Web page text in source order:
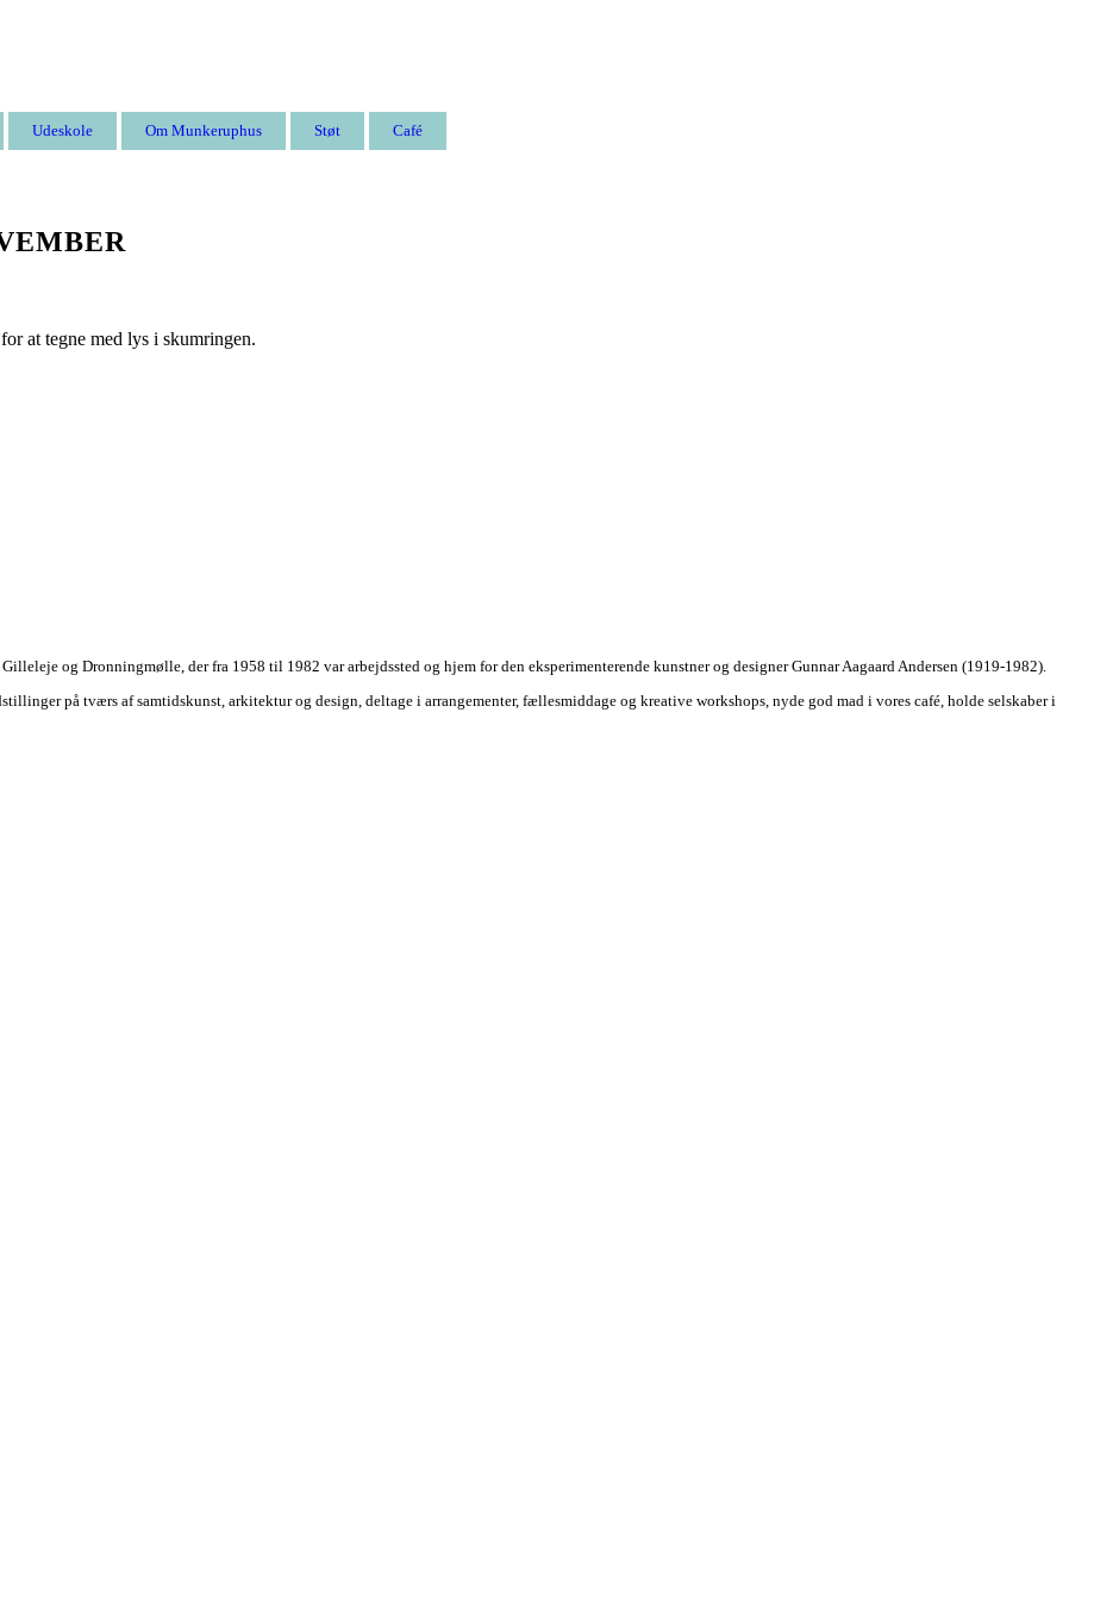
Udeskole Om Munkeruphus Støt Café
at tegne med lys i skumringen.
og Dronningmølle, der fra 1958 til 1982 var arbejdssted og hjem for den eksperimenterende kunstner og designer Gunnar Aagaard Andersen (1919-1982).
på tværs af samtidskunst, arkitektur og design, deltage i arrangementer, fællesmiddage og kreative workshops, nyde god mad i vores café, holde selskaber i